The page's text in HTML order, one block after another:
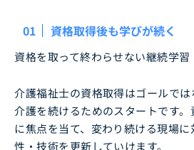
01 資格取得後も学びが続く
資格を取って終わらせない継続学習
介護福祉士の資格取得はゴールで
介護を続けるためのスタートです
に焦点を当て、変わり続ける現場
性・技術を更新していけます。